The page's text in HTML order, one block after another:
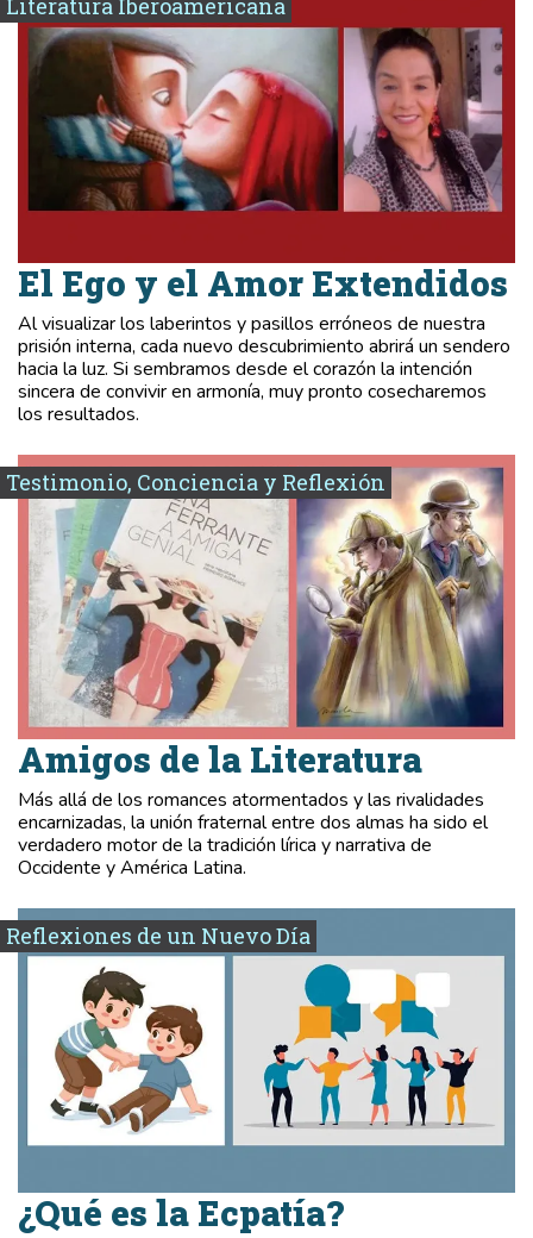
Literatura Iberoamericana
El Ego y el Amor Extendidos
Al visualizar los laberintos y pasillos erróneos de nuestra
prisión interna, cada nuevo descubrimiento abrirá un sendero
hacia la luz. Si sembramos desde el corazón la intención
sincera de convivir en armonía, muy pronto cosecharemos
los resultados.
Testimonio, Conciencia y Reflexión
Amigos de la Literatura
Más allá de los romances atormentados y las rivalidades
encarnizadas, la unión fraternal entre dos almas ha sido el
verdadero motor de la tradición lírica y narrativa de
Occidente y América Latina.
Reflexiones de un Nuevo Día
¿Qué es la Ecpatía?